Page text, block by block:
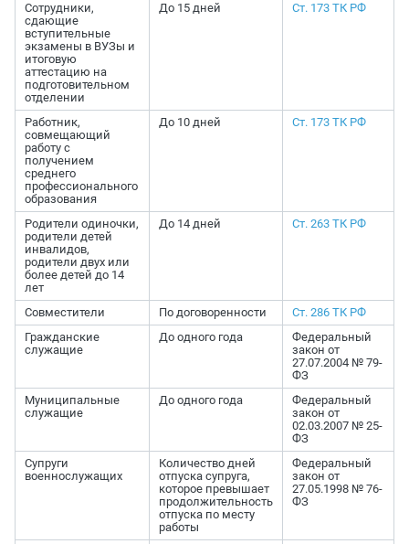
Сотрудники,
сдающие
вступительные
экзамены в ВУЗы и
итоговую
аттестацию на
подготовительном
отделении
До 15 дней Ст. 173 ТК РФ
Работник,
совмещающий
работу с
получением
среднего
профессионального
образования
До 10 дней Ст. 173 ТК РФ
Родители одиночки,
родители детей
инвалидов,
родители двух или
более детей до 14
лет
До 14 дней Ст. 263 ТК РФ
Совместители По договоренности
Ст. 286 ТК РФ
Гражданские
служащие
До одного года
Федеральный
закон от
27.07.2004 № 79-
ФЗ
Муниципальные
служащие
До одного года
Федеральный
закон от
02.03.2007 № 25-
ФЗ
Супруги
военнослужащих
Количество дней
отпуска супруга,
которое превышает
продолжительность
отпуска по месту
работы
Федеральный
закон от
27.05.1998 № 76-
ФЗ